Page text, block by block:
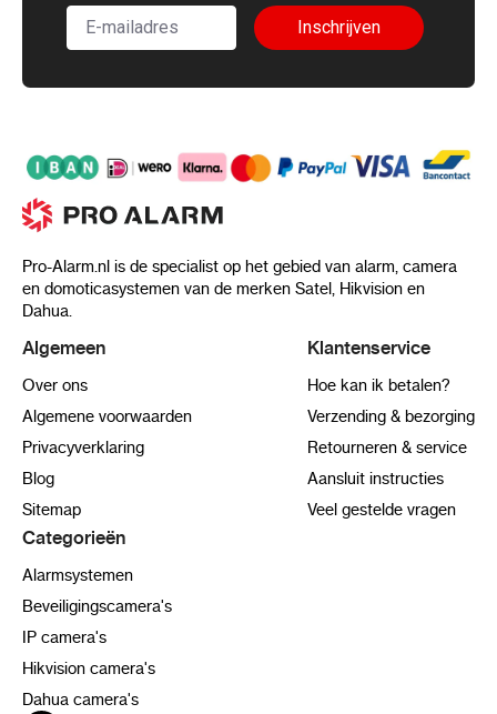
Inschrijven
Pro-Alarm.nl is de specialist op het gebied van alarm, camera
en domoticasystemen van de merken Satel, Hikvision en
Dahua.
Algemeen
Over ons
Algemene voorwaarden
Privacyverklaring
Blog
Sitemap
Klantenservice
Hoe kan ik betalen?
Verzending & bezorging
Retourneren & service
Aansluit instructies
Veel gestelde vragen
Categorieën
Alarmsystemen
Beveiligingscamera's
IP camera's
Hikvision camera's
Dahua camera's